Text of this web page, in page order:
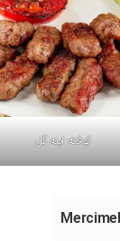
کوفته اینه گل